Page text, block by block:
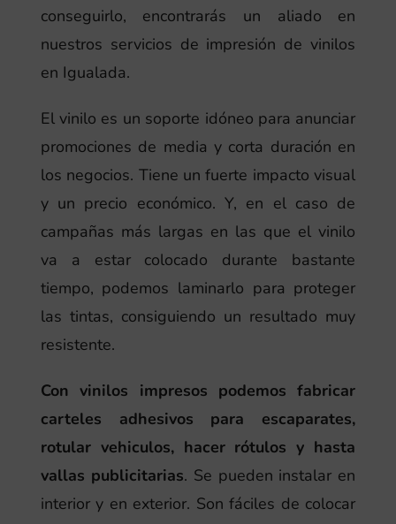
conseguirlo, encontrarás un aliado en
nuestros servicios de impresión de vinilos
en Igualada.
El vinilo es un soporte idóneo para anunciar
promociones de media y corta duración en
los negocios. Tiene un fuerte impacto visual
y un precio económico. Y, en el caso de
campañas más largas en las que el vinilo
va a estar colocado durante bastante
tiempo, podemos laminarlo para proteger
las tintas, consiguiendo un resultado muy
resistente.
Con vinilos impresos podemos fabricar
carteles adhesivos para escaparates,
rotular vehiculos, hacer rótulos y hasta
vallas publicitarias. Se pueden instalar en
interior y en exterior. Son fáciles de colocar